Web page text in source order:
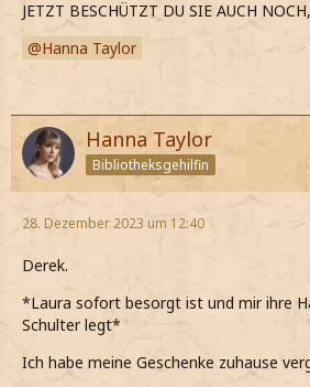
JETZT BESCHÜTZT DU SIE AUCH
Hanna Taylor
Hanna Taylor
Bibliotheksgehilfin
28. Dezember 2023 um 12:40
Derek.
*Laura sofort besorgt ist und mir ihre
Schulter legt*
Ich habe meine Geschenke zuhause